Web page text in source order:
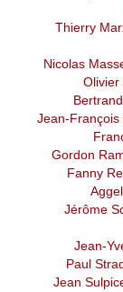
Thierry
Nicolas
Olivier
Jean-François
Gordon
Fanny
Jérôme
Jean-
Paul
Jean